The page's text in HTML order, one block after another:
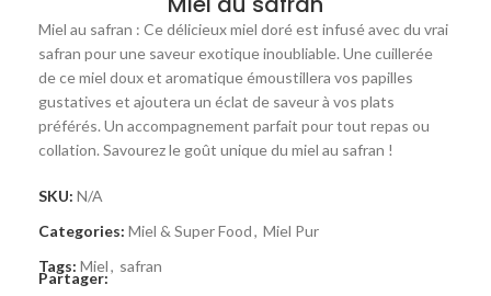
Miel au safran : Ce délicieux miel doré est infusé avec du vrai
safran pour une saveur exotique inoubliable. Une cuillerée
de ce miel doux et aromatique émoustillera vos papilles
gustatives et ajoutera un éclat de saveur à vos plats
préférés. Un accompagnement parfait pour tout repas ou
collation. Savourez le goût unique du miel au safran !
SKU: N/A
Categories: Miel & Super Food, Miel Pur
Tags: Miel, safran
Partager: